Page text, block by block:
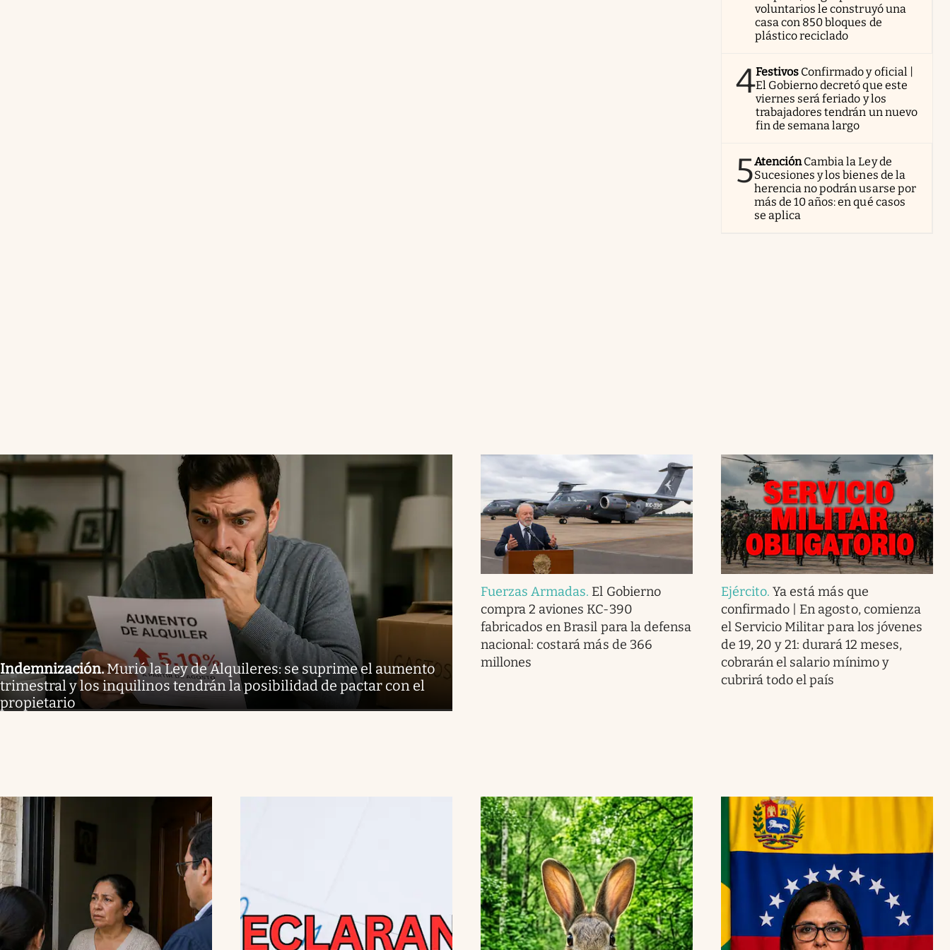
voluntarios le construyó una
casa con 850 bloques de
plástico reciclado
4Festivos Confirmado y oficial |
El Gobierno decretó que este
viernes será feriado y los
trabajadores tendrán un nuevo
fin de semana largo
5AtenciónCambia la Ley de
Sucesiones y los bienes de la
herencia no podrán usarse por
más de 10 años: en qué casos
se aplica
Indemnización.Murió la Ley de Alquileres: se suprime el aumento
trimestral y los inquilinos tendrán la posibilidad de pactar con el
propietario
Fuerzas Armadas. El Gobierno
compra 2 aviones KC-390
fabricados en Brasil para la defensa
nacional: costará más de 366
millones
Ejército.Ya está más que
confirmado | En agosto, comienza
el Servicio Militar para los jóvenes
de 19, 20 y 21: durará 12 meses,
cobrarán el salario mínimo y
cubrirá todo el país